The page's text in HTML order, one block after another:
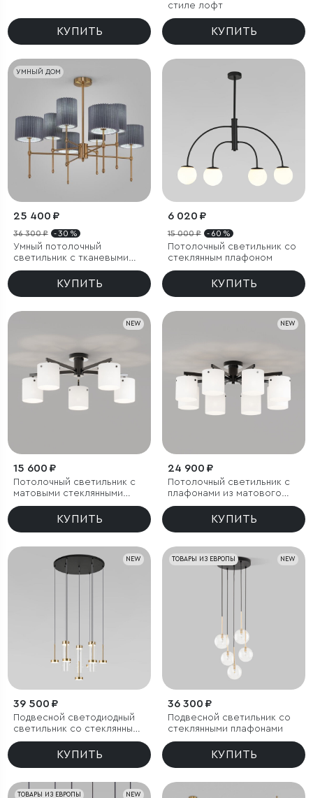
КУПИТЬ
стиле лофт
КУПИТЬ
УМНЫЙ ДОМ
25 400 ₽
36 300 ₽ - 30 %
Умный потолочный
светильник с тканевыми
абажурами
КУПИТЬ
6 020 ₽
15 000 ₽ - 60 %
Потолочный светильник со
стеклянным плафоном
КУПИТЬ
NEW
15 600 ₽
Потолочный светильник с
матовыми стеклянными
плафонами
КУПИТЬ
NEW
24 900 ₽
Потолочный светильник с
плафонами из матового
стекла
КУПИТЬ
NEW
39 500 ₽
Подвесной светодиодный
светильник со стеклянными
плафонами
КУПИТЬ
NEW
ТОВАРЫ ИЗ ЕВРОПЫ
36 300 ₽
Подвесной светильник со
стеклянными плафонами
КУПИТЬ
NEW
ТОВАРЫ ИЗ ЕВРОПЫ